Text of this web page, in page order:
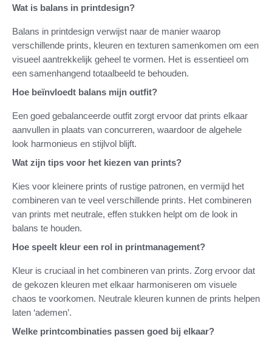
Wat is balans in printdesign?
Balans in printdesign verwijst naar de manier waarop
verschillende prints, kleuren en texturen samenkomen om een
visueel aantrekkelijk geheel te vormen. Het is essentieel om
een samenhangend totaalbeeld te behouden.
Hoe beïnvloedt balans mijn outfit?
Een goed gebalanceerde outfit zorgt ervoor dat prints elkaar
aanvullen in plaats van concurreren, waardoor de algehele
look harmonieus en stijlvol blijft.
Wat zijn tips voor het kiezen van prints?
Kies voor kleinere prints of rustige patronen, en vermijd het
combineren van te veel verschillende prints. Het combineren
van prints met neutrale, effen stukken helpt om de look in
balans te houden.
Hoe speelt kleur een rol in printmanagement?
Kleur is cruciaal in het combineren van prints. Zorg ervoor dat
de gekozen kleuren met elkaar harmoniseren om visuele
chaos te voorkomen. Neutrale kleuren kunnen de prints helpen
laten ‘ademen’.
Welke printcombinaties passen goed bij elkaar?